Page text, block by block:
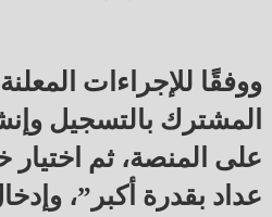
ووفقًا للإجراءات
المشترك بالتسجيل
على المنصة، ثم اختيار
عداد بقدرة أكبر”،